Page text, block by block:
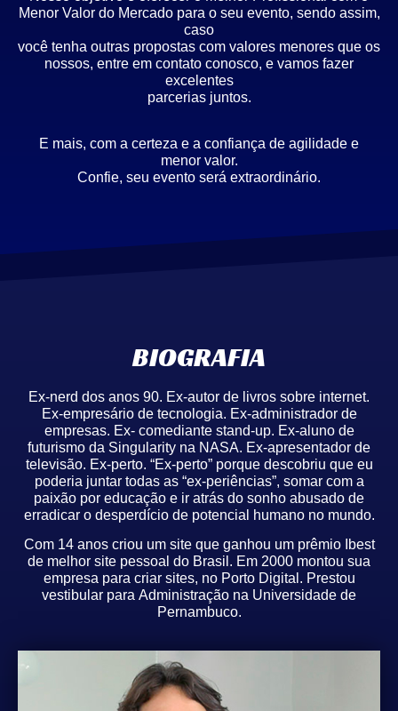
Menor Valor do Mercado para o seu evento, sendo assim,
caso
você tenha outras propostas com valores menores que os
nossos, entre em contato conosco, e vamos fazer
excelentes
parcerias juntos.
E mais, com a certeza e a confiança de agilidade e
menor valor.
Confie, seu evento será extraordinário.
BIOGRAFIA
Ex-nerd dos anos 90. Ex-autor de livros sobre internet.
Ex-empresário de tecnologia. Ex-administrador de
empresas. Ex- comediante stand-up. Ex-aluno de
futurismo da Singularity na NASA. Ex-apresentador de
televisão. Ex-perto. “Ex-perto” porque descobriu que eu
poderia juntar todas as “ex-periências”, somar com a
paixão por educação e ir atrás do sonho abusado de
erradicar o desperdício de potencial humano no mundo.
Com 14 anos criou um site que ganhou um prêmio Ibest
de melhor site pessoal do Brasil. Em 2000 montou sua
empresa para criar sites, no Porto Digital. Prestou
vestibular para Administração na Universidade de
Pernambuco.